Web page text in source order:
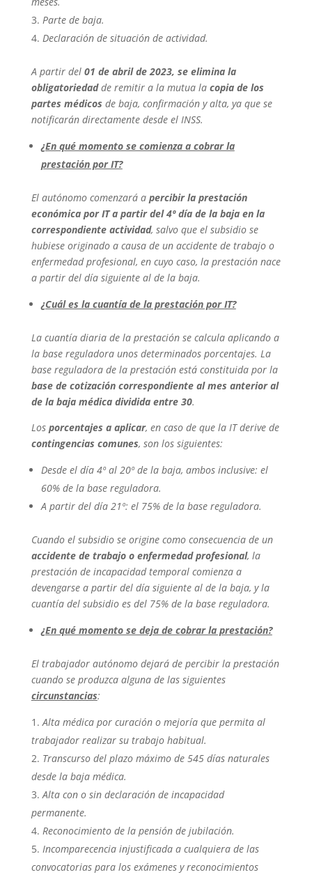
Parte de baja.
Declaración de situación de actividad.
A partir del 01 de abril de 2023, se elimina la
obligatoriedadde remitir a la mutua la copia de los
partes médicos de baja, confirmación y alta, ya que se
notificarán directamente desde el INSS.
¿En qué momento se comienza a cobrar la
prestación por IT?
El autónomo comenzará a percibir la prestación
económica por IT a partir del 4º día de la baja en la
correspondiente actividad, salvo que el subsidio se
hubiese originado a causa de un accidente de trabajo o
enfermedad profesional, en cuyo caso, la prestación nace
a partir del día siguiente al de la baja.
¿Cuál es la cuantía de la prestación por IT?
La cuantía diaria de la prestación se calcula aplicando a
la base reguladora unos determinados porcentajes. La
base reguladora de la prestación está constituida por la
base de cotización correspondiente al mes anterior al
de la baja médica dividida entre 30.
Los porcentajes a aplicar, en caso de que la IT derive de
contingencias comunes, son los siguientes:
Desde el día 4º al 20º de la baja, ambos inclusive: el
60% de la base reguladora.
A partir del día 21º: el 75% de la base reguladora.
Cuando el subsidio se origine como consecuencia de un
accidente de trabajo o enfermedad profesional, la
prestación de incapacidad temporal comienza a
devengarse a partir del día siguiente al de la baja, y la
cuantía del subsidio es del 75% de la base reguladora.
¿En qué momento se deja de cobrar la prestación?
El trabajador autónomo dejará de percibir la prestación
cuando se produzca alguna de las siguientes
circunstancias:
Alta médica por curación o mejoría que permita al
trabajador realizar su trabajo habitual.
Transcurso del plazo máximo de 545 días naturales
desde la baja médica.
Alta con o sin declaración de incapacidad
permanente.
Reconocimiento de la pensión de jubilación.
Incomparecencia injustificada a cualquiera de las
convocatorias para los exámenes y reconocimientos